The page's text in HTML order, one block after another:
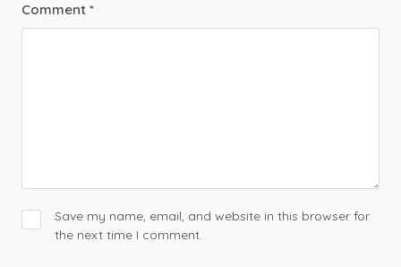
Comment *
Save my name, email, and website in this browser for
the next time I comment.